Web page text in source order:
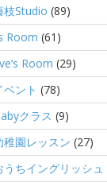
枝Studio (89)
Room (61)
Room (29)
ベント (78)
クラス (9)
稚園レッスン (27)
うちイングリッシュ